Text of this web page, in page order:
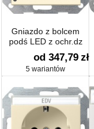
Gniazdo z bolcem
podś LED z ochr.dz
System 55
od 347,79 zł
5 wariantów